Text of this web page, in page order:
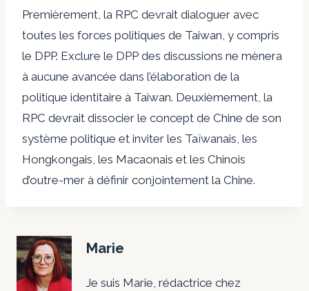
Premièrement, la RPC devrait dialoguer avec
toutes les forces politiques de Taiwan, y compris
le DPP. Exclure le DPP des discussions ne mènera
à aucune avancée dans l’élaboration de la
politique identitaire à Taiwan. Deuxièmement, la
RPC devrait dissocier le concept de Chine de son
système politique et inviter les Taïwanais, les
Hongkongais, les Macaonais et les Chinois
d’outre-mer à définir conjointement la Chine.
Marie
Je suis Marie, rédactrice chez